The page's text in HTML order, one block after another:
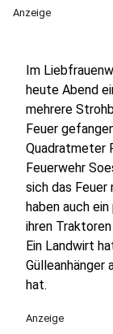
Anzeige
Im
heute Abend
mehrere
Feuer
Quadratmeter
Feuerwehr
sich das
haben auch
ihren
Ein Landwirt
Gülleanhänger
hat.
Anzeige